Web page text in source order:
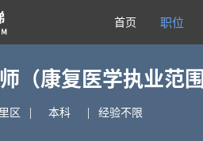
首页 职位
（康复医学执业范围
区 本科 经验不限